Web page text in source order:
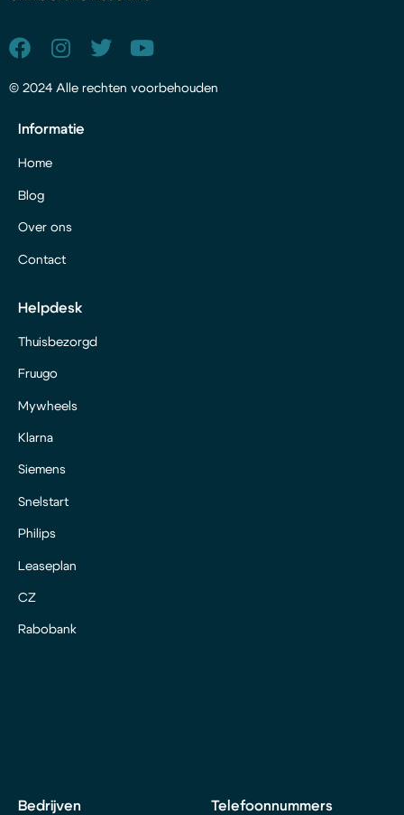
© 2024 Alle rechten voorbehouden
Informatie
Home
Blog
Over ons
Contact
Helpdesk
Thuisbezorgd
Fruugo
Mywheels
Klarna
Siemens
Snelstart
Philips
Leaseplan
CZ
Rabobank
Bedrijven Telefoonnummers